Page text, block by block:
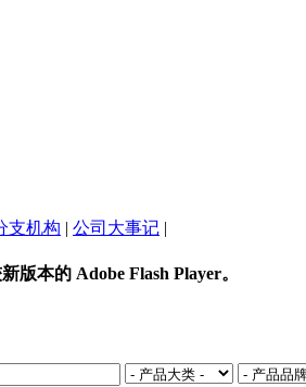
支机构 | 公司大事记 |
版本的 Adobe Flash Player。